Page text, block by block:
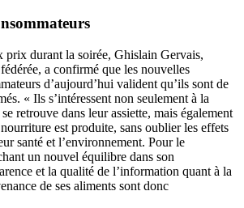
prix durant la soirée, Ghislain Gervais,
a confirmé que les nouvelles
d’aujourd’hui valident qu’ils sont de
« Ils s’intéressent non seulement à la
retrouve dans leur assiette, mais également
est produite, sans oublier les effets
santé et l’environnement. Pour le
un nouvel équilibre dans son
et la qualité de l’information quant à la
de ses aliments sont donc